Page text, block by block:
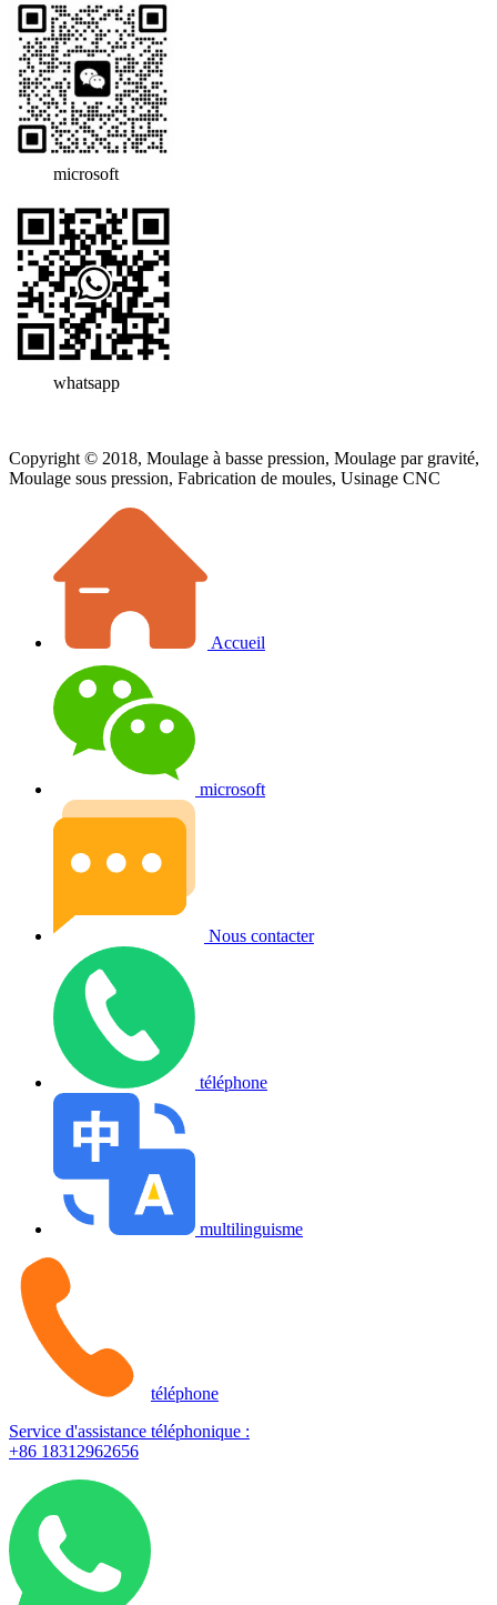
microsoft
whatsapp
Copyright © 2018, Moulage à basse pression, Moulage par gravité,
Moulage sous pression, Fabrication de moules, Usinage CNC
Accueil
microsoft
Nous contacter
téléphone
multilinguisme
téléphone
Service d'assistance téléphonique :
+86 18312962656